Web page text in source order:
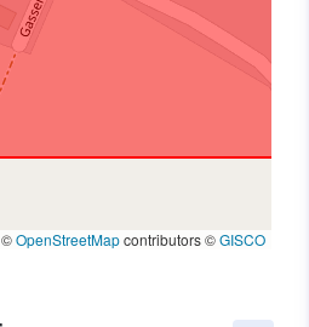
©OpenStreetMapcontributors ©GISCO